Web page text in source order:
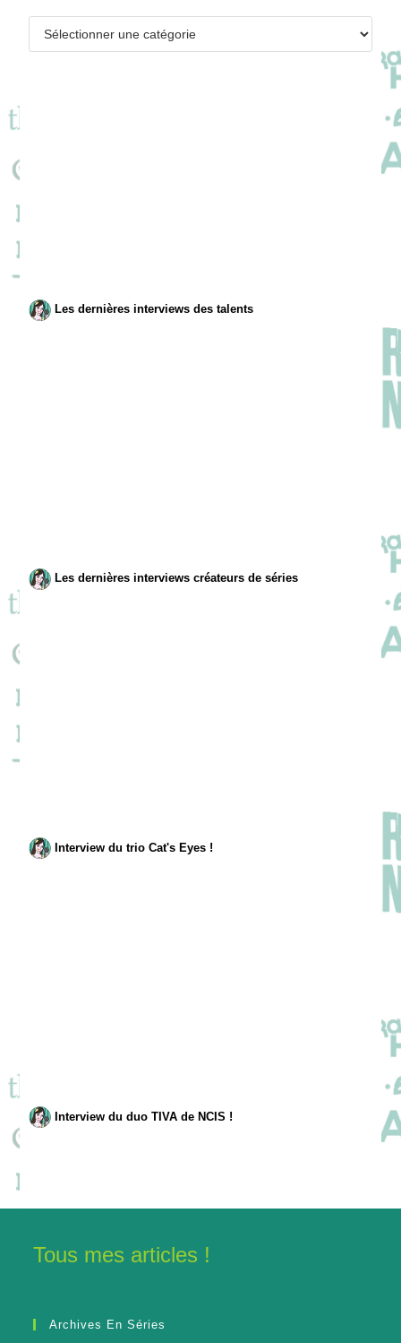
Les dernières interviews des talents
Les dernières interviews créateurs de séries
Interview du trio Cat's Eyes !
Interview du duo TIVA de NCIS !
Tous mes articles !
Archives En Séries